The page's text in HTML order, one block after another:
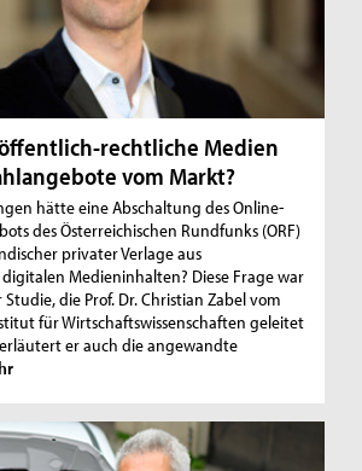
rechtliche Medien
vom Markt?
hätte eine Abschaltung des Online-
des Österreichischen Rundfunks (ORF)
privater Verlage aus
Medieninhalten? Diese Frage war
die Prof. Dr. Christian Zabel vom
für Wirtschaftswissenschaften geleitet
er auch die angewandte